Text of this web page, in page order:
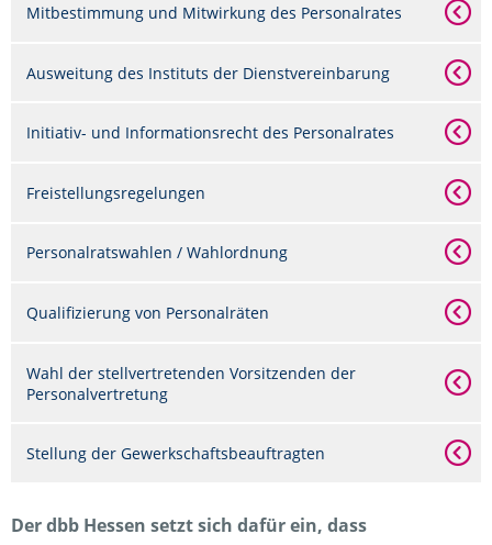
Mitbestimmung und Mitwirkung des Personalrates
Ausweitung des Instituts der Dienstvereinbarung
Initiativ- und Informationsrecht des Personalrates
Freistellungsregelungen
Personalratswahlen / Wahlordnung
Qualifizierung von Personalräten
Wahl der stellvertretenden Vorsitzenden der
Personalvertretung
Stellung der Gewerkschaftsbeauftragten
Der dbb Hessen setzt sich dafür ein, dass